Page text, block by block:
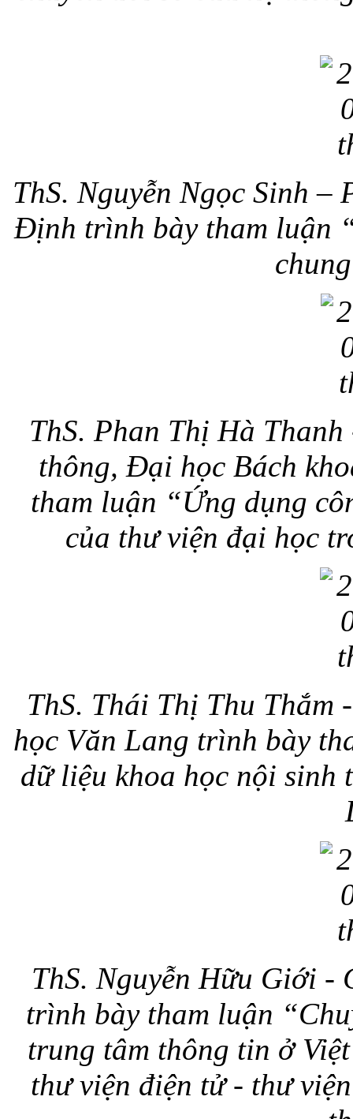
ThS. Nguyễn Ngọc Sinh
Định trình bày tham luận
ThS. Phan Thị Hà
thông, Đại học Bách
tham luận “Ứng dụng
của thư viện đại học
ThS. Thái Thị Thu
học Văn Lang trình bày
dữ liệu khoa học nội
ThS. Nguyễn Hữu Giới -
trình bày tham luận
trung tâm thông tin ở
thư viện điện tử - thư